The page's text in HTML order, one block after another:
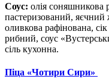
Соус: олія соняшникова
пастеризований, яєчний
оливкова рафінована,
рибний, соус
сіль кухонна.
Піца «Чотири Сири»